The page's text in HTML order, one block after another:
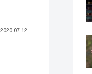
2020.07.12